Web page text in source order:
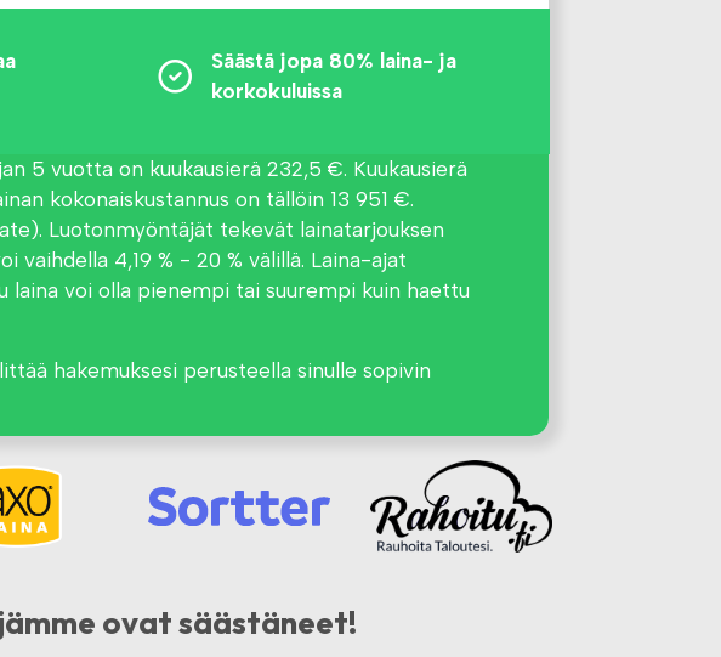
5
Säästä jopa 80% laina- ja
korkokuluissa
5 vuotta on kuukausierä 232,5 €. Kuukausierä
kokonaiskustannus on tällöin 13 951 €.
Luotonmyöntäjät tekevät lainatarjouksen
vaihdella 4,19 % - 20 % välillä. Laina-ajat
voi olla pienempi tai suurempi kuin haettu
hakemuksesi perusteella sinulle sopivin
ovat säästäneet!